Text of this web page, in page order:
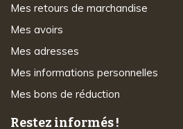
Mes retours de marchandise
Mes avoirs
Mes adresses
Mes informations personnelles
Mes bons de réduction
Restez informés !